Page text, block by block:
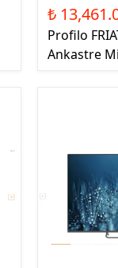
₺
Profilo
Ankastre